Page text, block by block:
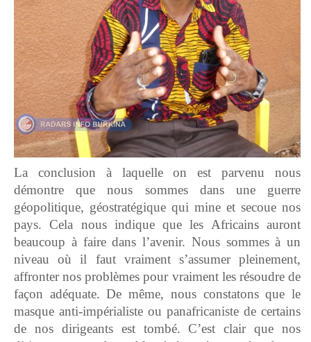
La conclusion à laquelle on est parvenu nous
démontre que nous sommes dans une guerre
géopolitique, géostratégique qui mine et secoue nos
pays. Cela nous indique que les Africains auront
beaucoup à faire dans l’avenir. Nous sommes à un
niveau où il faut vraiment s’assumer pleinement,
affronter nos problèmes pour vraiment les résoudre de
façon adéquate. De même, nous constatons que le
masque anti-impérialiste ou panafricaniste de certains
de nos dirigeants est tombé. C’est clair que nos